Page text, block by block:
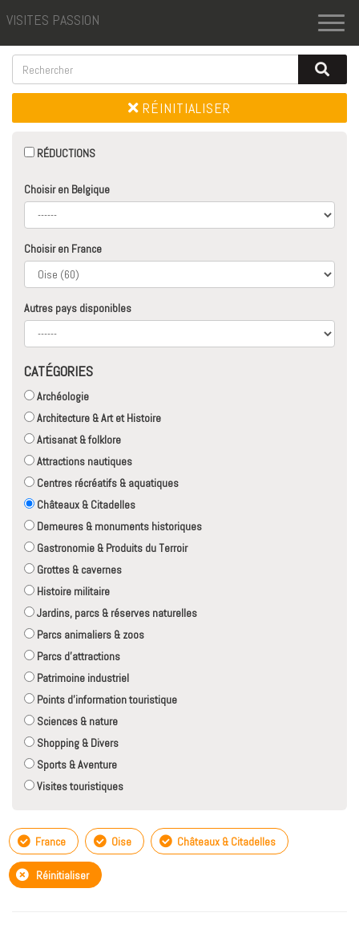
VISITES PASSION
RÉINITIALISER
RÉDUCTIONS
Choisir en Belgique
Choisir en France
Autres pays disponibles
CATÉGORIES
Archéologie
Architecture & Art et Histoire
Artisanat & folklore
Attractions nautiques
Centres récréatifs & aquatiques
Châteaux & Citadelles
Demeures & monuments historiques
Gastronomie & Produits du Terroir
Grottes & cavernes
Histoire militaire
Jardins, parcs & réserves naturelles
Parcs animaliers & zoos
Parcs d'attractions
Patrimoine industriel
Points d'information touristique
Sciences & nature
Shopping & Divers
Sports & Aventure
Visites touristiques
France Oise Châteaux & Citadelles
Réinitialiser